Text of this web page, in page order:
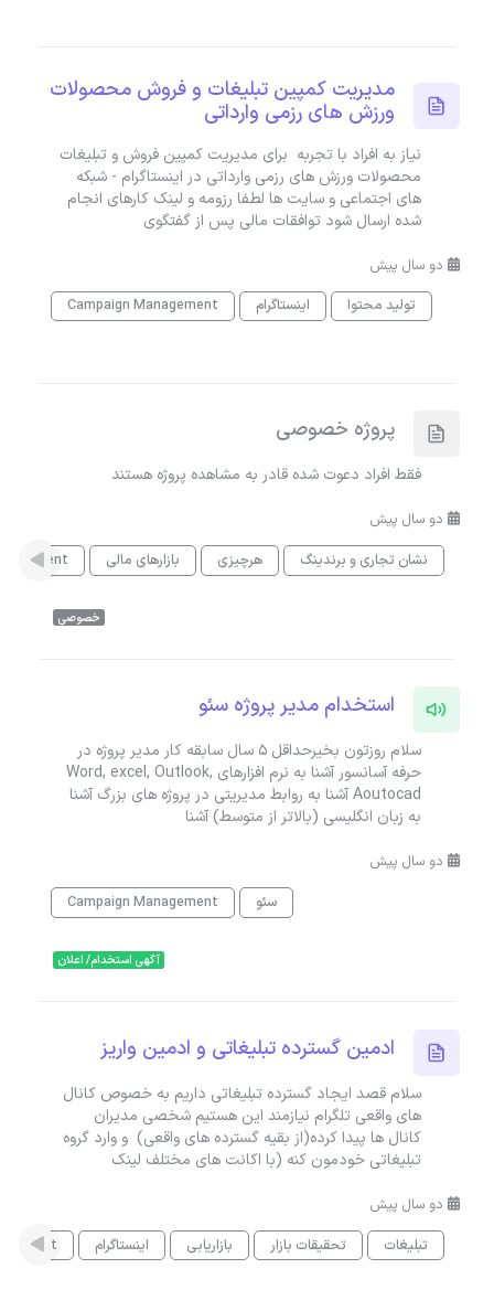
مدیریت کمپین تبلیغات و فروش محصولات
ورزش های رزمی وارداتی
نیاز به افراد با تجربه برای مدیریت کمپین فروش و تبلیغات
محصولات ورزش های رزمی وارداتی در اینستاگرام - شبکه
های اجتماعی و سایت ها لطفا رزومه و لینک کارهای انجام
شده ارسال شود توافقات مالی پس از گفتگوی
دو سال پیش
تولید محتوا
اینستاگرام Campaign Management
پروژه خصوصی
فقط افراد دعوت شده قادر به مشاهده پروژه هستند
دو سال پیش
نشان تجاری و برندینگ
هرچیزی بازارهای مالی
خصوصی
استخدام مدیر پروژه سئو
سلام روزتون بخیرحداقل 5 سال سابقه کار مدیر پروژه در
حرفه آسانسور آشنا به نرم افزارهای Word, excel, Outlook,
Aoutocad آشنا به روابط مدیریتی در پروژه های بزرگ آشنا
به زبان انگلیسی (بالاتر از متوسط) آشنا
دو سال پیش
سئو
Campaign Management
آگهی استخدام/ اعلان
ادمین گسترده تبلیغاتی و ادمین واریز
سلام قصد ایجاد گسترده تبلیغاتی داریم به خصوص کانال
های واقعی تلگرام نیازمند این هستیم شخصی مدیران
کانال ها پیدا کرده(از بقیه گسترده های واقعی) و وارد گروه
تبلیغاتی خودمون کنه (با اکانت های مختلف لینک
دو سال پیش
تبلیغات
تحقیقات بازار بازاریابی اینستاگرام